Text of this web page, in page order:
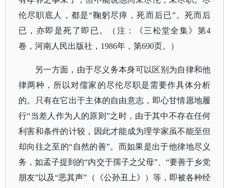
伦尽职底人，都是“鞠躬尽瘁，死而后已”。死而后
已，亦即是死了即已。（注：《三松堂全集》第4
卷，河南人民出版社，1986年，第690页。）
另一方面，由于尽义务本身可以区别为自律和他
律两种，所以对儒家的尽伦尽职是需要作具体分析
的。只有在它出于主体的自由意志，即心甘情愿地履
行“当差人作为人的原则”之时，由于其中不存在任何
利害和条件的计较，因此才能成为理学家虽不能至但
却向往之至的“自然的善”。而如果是出于他律地尽义
务，如孟子提到的“内交于孺子之父母”、“要善于乡党
朋友”以及“恶其声”（《公孙丑上》）等，即被各种经